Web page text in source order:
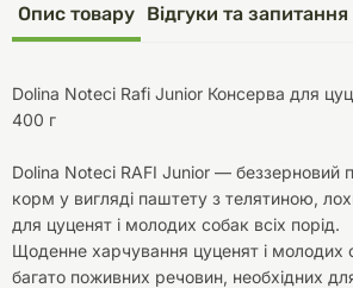
Опис товару Відгуки та
Dolina Noteci Rafi Junior Консерва для
400 г
Dolina Noteci RAFI Junior — беззерновий
корм у вигляді паштету з телятиною,
для цуценят і молодих собак всіх порід.
Щоденне харчування цуценят і молодих
багато поживних речовин, необхідних